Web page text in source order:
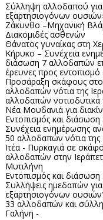
Σύλληψη αλλοδαπού
εξαρτησιογόνων
Ζάκυνθο –Μηχανική
Διακομιδές ασθενών
Θάνατος γυναίκας στη
Κήρυκο – Συνέχεια
διάσωση 7 αλλοδαπών
έρευνες προς
Προσάραξη σκάφους στο
αλλοδαπών νότια της
αλλοδαπών
Νέα Μουδανιά για
Εντοπισμός και
Συνέχεια ενημέρωσης
50 αλλοδαπών νότια της
Ιτέα - Πυρκαγιά σε
αλλοδαπών στην
Μυτιλήνη
Εντοπισμός και
Συλλήψεις ημεδαπών
εξαρτησιογόνων
33 αλλοδαπών και
Γαλήνη -